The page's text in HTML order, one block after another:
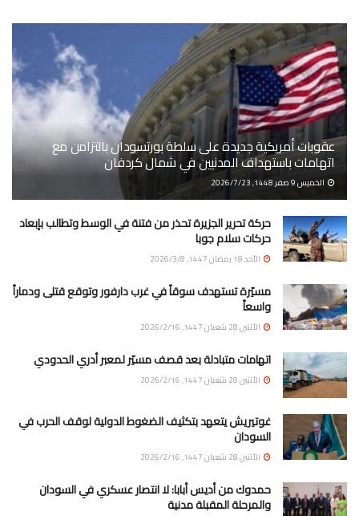
عقوبات أمريكية جديدة على سلطة بورتسودان بالتزامن مع
اتهامات باستهداف المدنيين في شمال كردفان
الخميس 9 صفر 1448, 2026/7/23
حركة تحرير الجزيرة تحذر من فتنة في الوسط وتطالب بإبعاد
حركات سلام جوبا
الأحد 19 رمضان 1447, 2026/3/8
مسيّرة تستهدف سوقاً في غرب دارفور وتوقع قتلى ودماراً
واسعاً
الأثنين 28 شعبان 1447, 2026/2/16
اتهامات متبادلة بعد قصف مسيّر لمعبر أدري الحدودي
الأثنين 28 شعبان 1447, 2026/2/16
غوتيريش يتعهد بتكثيف الضغوط الدولية لوقف الحرب في
السودان
الأثنين 28 شعبان 1447, 2026/2/16
حمدوك من أديس أبابا: لا انتصار عسكري في السودان
والمرحلة المقبلة مدنية